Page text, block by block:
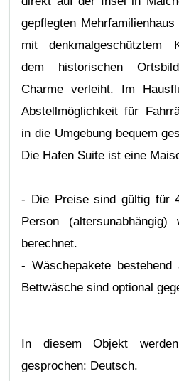
gepflegten
mit denkmalgeschütztem
dem historischen
Charme verleiht. Im
Abstellmöglichkeit für
in die Umgebung bequem
Die Hafen Suite ist eine
- Die Preise sind gültig für
Person (altersunabhängig)
berechnet.
- Wäschepakete bestehend
Bettwäsche sind optional
In diesem Objekt
gesprochen: Deutsch.